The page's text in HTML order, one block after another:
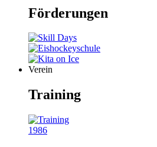
Förderungen
Verein
Training
1986